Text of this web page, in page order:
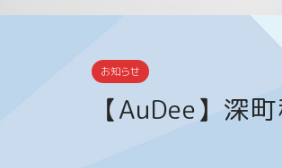
お知らせ
【AuDee】